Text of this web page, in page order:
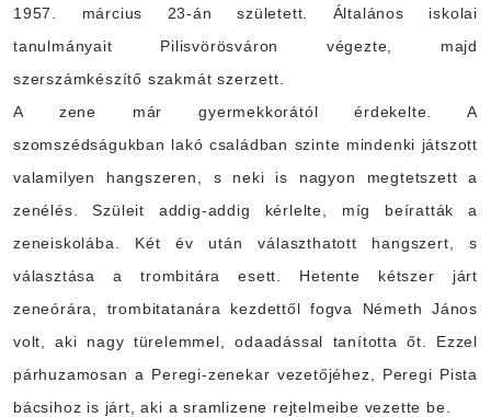
1957. március 23-án született. Általános iskolai
tanulmányait Pilisvörösváron végezte, majd
szerszámkészítő szakmát szerzett.
A zene már gyermekkorától érdekelte. A
szomszédságukban lakó családban szinte mindenki játszott
valamilyen hangszeren, s neki is nagyon megtetszett a
zenélés. Szüleit addig-addig kérlelte, míg beíratták a
zeneiskolába. Két év után választhatott hangszert, s
választása a trombitára esett. Hetente kétszer járt
zeneórára, trombitatanára kezdettől fogva Németh János
volt, aki nagy türelemmel, odaadással tanította őt. Ezzel
párhuzamosan a Peregi-zenekar vezetőjéhez, Peregi Pista
bácsihoz is járt, aki a sramlizene rejtelmeibe vezette be.